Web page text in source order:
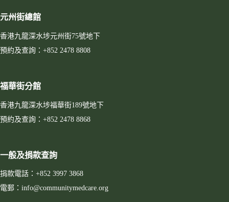
元州街總館
香港九龍深水埗元州街75號地下
預約及查詢：+852 2478 8808
福華街分館
香港九龍深水埗福華街189號地下
預約及查詢：+852 2478 8868
一般及捐款查詢
捐款電話：+852 3997 3868
電郵：info@communitymedcare.org